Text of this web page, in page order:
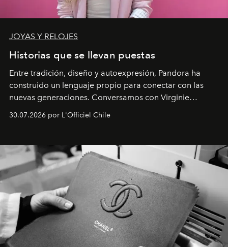
JOYAS Y RELOJES
Historias que se llevan puestas
Entre tradición, diseño y autoexpresión, Pandora ha
construido un lenguaje propio para conectar con las
nuevas generaciones. Conversamos con Virginie
Dubray, la responsable de marketing para
Latinoamérica, sobre identidad, cultura y el valor
30.07.2026 por L'Officiel Chile